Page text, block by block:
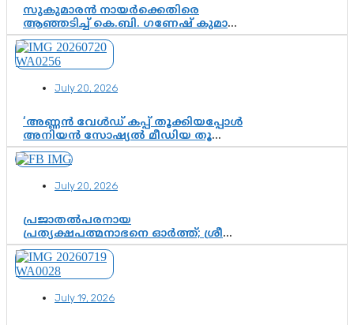
സുകുമാരൻ നായർക്കെതിരെ
ആഞ്ഞടിച്ച് കെ.ബി. ഗണേഷ് കുമാർ,
വി.ഡി. സതീശന് പൂർണ പിന്തുണ
July 20, 2026
‘അണ്ണൻ വേൾഡ് കപ്പ് തൂക്കിയപ്പോൾ
അനിയൻ സോഷ്യൽ മീഡിയ തൂക്കി’;
ലാമിൻ യമാലിന്റെ
കിരീടധാരണത്തിനിടെ
ചുണക്കുട്ടൻ
July 20, 2026
പ്രജാതൽപരനായ
പ്രത്യക്ഷപത്മനാഭനെ ഓർത്ത്; ശ്രീ
ചിത്തിര തിരുനാൾ മഹാരാജാവിന്റെ
35-ാം നാടുനീങ്ങൽ ദിനം ഇന്ന്
July 19, 2026